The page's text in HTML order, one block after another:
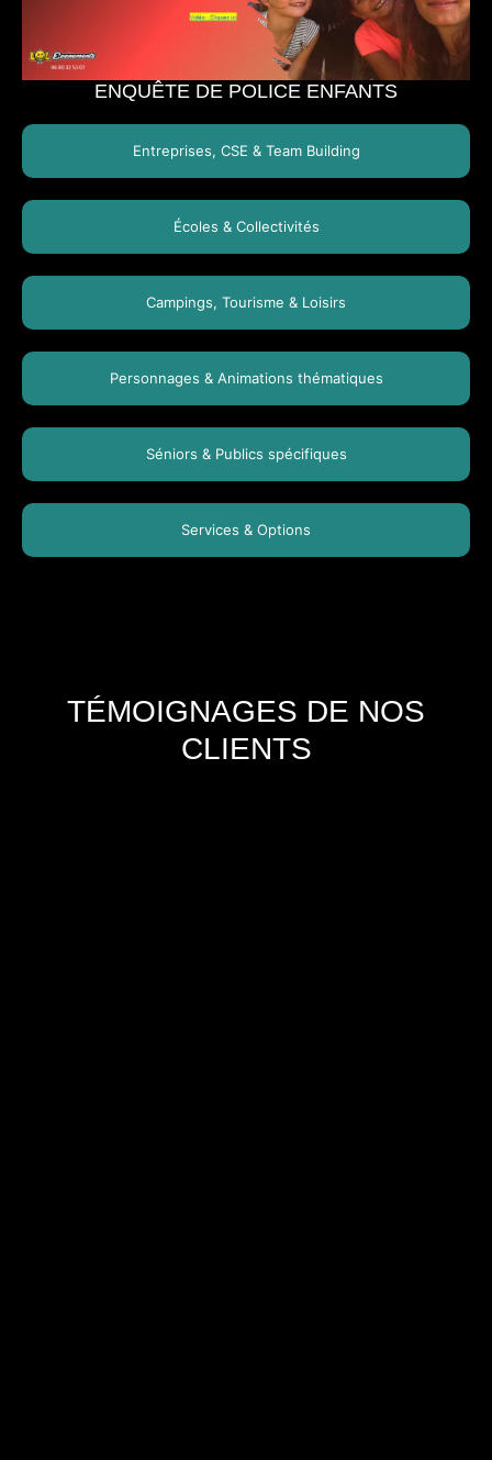
Entreprises, CSE & Team Building
Écoles & Collectivités
Campings, Tourisme & Loisirs
Personnages & Animations thématiques
Séniors & Publics spécifiques
Services & Options
ENQUÊTE DE POLICE ENFANTS
TÉMOIGNAGES DE NOS
CLIENTS